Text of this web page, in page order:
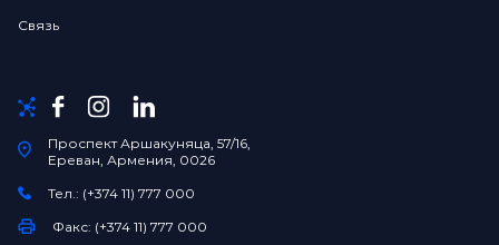
Связь
Проспект Аршакуняца, 57/16,
Ереван, Армения, 0026
Тел.: (+374 11) 777 000
Факс: (+374 11) 777 000